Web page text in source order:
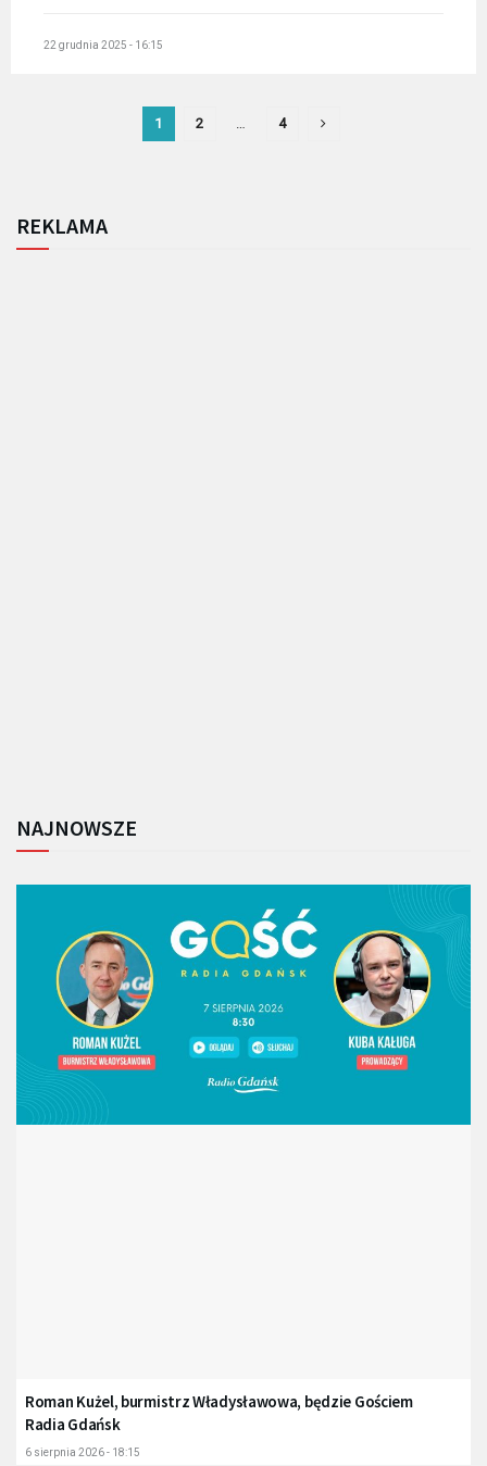
22 grudnia 2025 - 16:15
1 2 … 4
REKLAMA
NAJNOWSZE
Roman Kużel, burmistrz Władysławowa, będzie Gościem
Radia Gdańsk
6 sierpnia 2026 - 18:15